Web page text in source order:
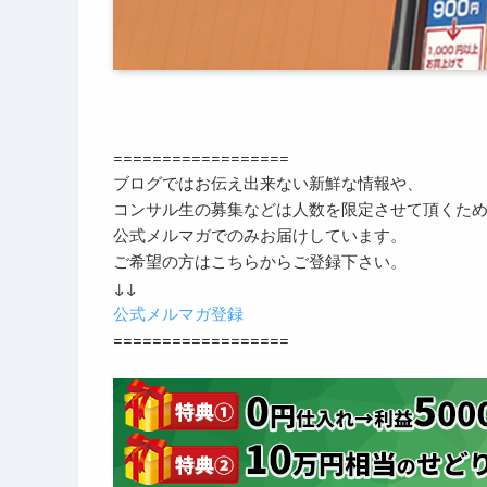
==================
ブログではお伝え出来ない新鮮な情報や、
コンサル生の募集などは人数を限定させて頂くため
公式メルマガでのみお届けしています。
ご希望の方はこちらからご登録下さい。
↓↓
公式メルマガ登録
==================